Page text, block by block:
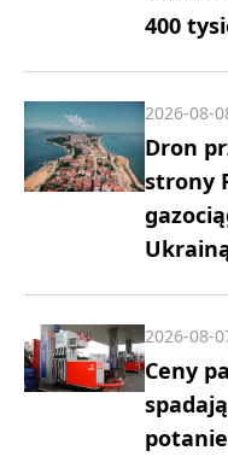
400
Dron
strony
2026-08-
Ceny
2026-08-